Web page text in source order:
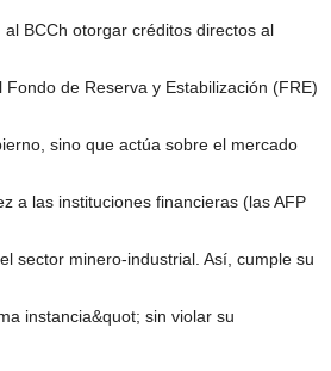
BCCh otorgar créditos directos al
de Reserva y Estabilización (FRE)
sino que actúa sobre el mercado
a las instituciones financieras (las AFP
sector minero-industrial. Así, cumple su
instancia&quot; sin violar su